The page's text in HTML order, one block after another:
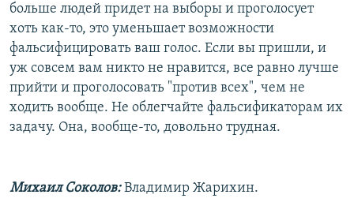
больше людей придет на выборы и проголосует
хоть как-то, это уменьшает возможности
фальсифицировать ваш голос. Если вы пришли, и
уж совсем вам никто не нравится, все равно лучше
прийти и проголосовать "против всех", чем не
ходить вообще. Не облегчайте фальсификаторам их
задачу. Она, вообще-то, довольно трудная.
Михаил Соколов:Владимир Жарихин.